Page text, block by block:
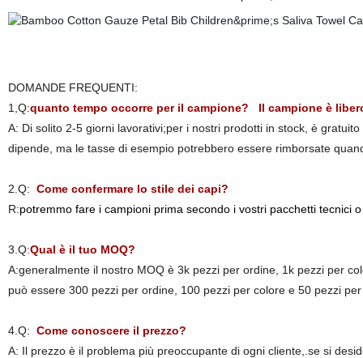
DOMANDE FREQUENTI:
1,Q:quanto tempo occorre per il campione? Il campione è
A: Di solito 2-5 giorni lavorativi;per i nostri prodotti in stock, è
dipende, ma le tasse di esempio potrebbero essere rimborsate
2.Q: Come confermare lo stile dei capi?
R:potremmo fare i campioni prima secondo i vostri pacchetti tecnici
3.Q:Qual è il tuo MOQ?
A:generalmente il nostro MOQ è 3k pezzi per ordine, 1k pezzi per
può essere 300 pezzi per ordine, 100 pezzi per colore e 50 pezzi
4.Q: Come conoscere il prezzo?
A: Il prezzo è il problema più preoccupante di ogni cliente,.se si